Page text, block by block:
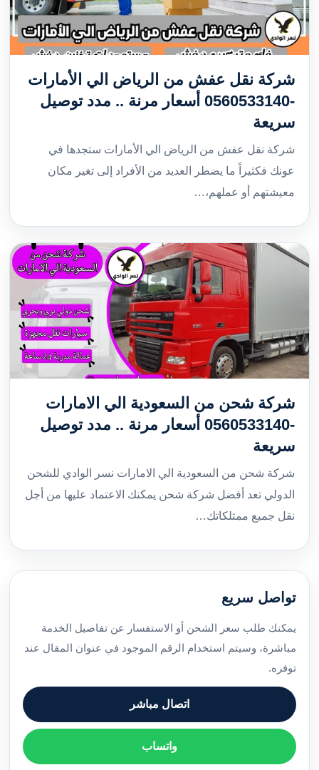
شركة نقل عفش من الرياض الي الأمارات
-0560533140 أسعار مرنة .. مدد توصيل
سريعة
شركة نقل عفش من الرياض الي الأمارات ستجدها في
عونك فكثيراً ما يضطر العديد من الأفراد إلى تغير مكان
معيشتهم أو عملهم،…
شركة شحن من السعودية الي الامارات
-0560533140 أسعار مرنة .. مدد توصيل
سريعة
شركة شحن من السعودية الي الامارات نسر الوادي للشحن
الدولي تعد أفضل شركة شحن يمكنك الاعتماد عليها من أجل
نقل جميع ممتلكاتك…
تواصل سريع
يمكنك طلب سعر الشحن أو الاستفسار عن تفاصيل الخدمة
مباشرة، وسيتم استخدام الرقم الموجود في عنوان المقال عند
توفره.
اتصال مباشر
واتساب